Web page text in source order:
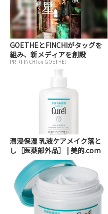
GOETHEとFINCHIがタッグを
組み、新メディアを創設
PR（FINCHI on GOETHE）
潤浸保湿 乳液ケアメイク落と
し［医薬部外品］ | 美的.com